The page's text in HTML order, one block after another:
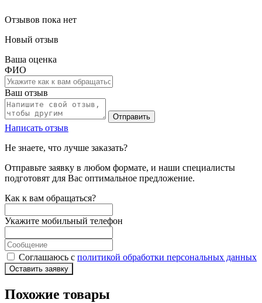
Отзывов пока нет
Новый отзыв
Ваша оценка
ФИО
Ваш отзыв
Отправить
Написать отзыв
Не знаете, что лучше заказать?
Отправьте заявку в любом формате, и наши специалисты
подготовят для Вас оптимальное предложение.
Как к вам обращаться?
Укажите мобильный телефон
Соглашаюсь с политикой обработки персональных данных
Оставить заявку
Похожие товары